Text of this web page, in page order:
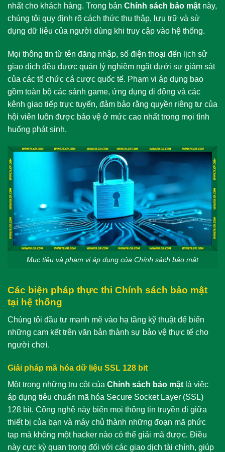
nhất cho khách hàng. Trong bản Chính sách bảo mật này,
chúng tôi quy định rõ cách thức thu thập, lưu trữ và sử
dụng dữ liệu của người dùng khi truy cập vào hệ thống.
Mọi thông tin từ tên đăng nhập, số điện thoại đến lịch sử
giao dịch đều được quản lý nghiêm ngặt dưới sự giám sát
của các tổ chức cá cược quốc tế. Phạm vi áp dụng bao
gồm toàn bộ các sảnh game, ứng dụng di động và các
kênh giao tiếp trực tuyến, đảm bảo rằng quyền riêng tư của
hội viên luôn được bảo vệ ở mức cao nhất trong mọi tình
huống phát sinh.
Mục tiêu và phạm vi áp dụng của Chính sách bảo mật
Các biện pháp thực thi Chính sách bảo mật
tại hệ thống
Chúng tôi đầu tư mạnh mẽ vào hạ tầng kỹ thuật để biến
những cam kết trên văn bản thành sự bảo vệ thực tế cho
người chơi.
Giải pháp mã hóa dữ liệu SSL 128 bit
Một trong những trụ cột của Chính sách bảo mật là việc
áp dụng tiêu chuẩn mã hóa Secure Socket Layer (SSL)
128 bit. Công nghệ này biến mọi thông tin truyền đi giữa
thiết bị của bạn và máy chủ thành những đoạn mã phức
tạp mà không một hacker nào có thể giải mã được. Điều
này cực kỳ quan trọng đối với các giao dịch tài chính, giúp